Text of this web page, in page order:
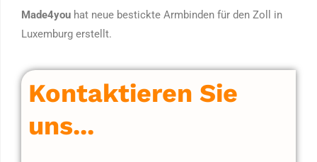
Made4you hat neue bestickte Armbinden für den Zoll in
Luxemburg erstellt.
Kontaktieren Sie
uns...